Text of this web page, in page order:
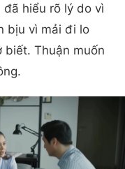
đã hiểu rõ lý do vì
bịu vì mải đi lo
biết. Thuận muốn